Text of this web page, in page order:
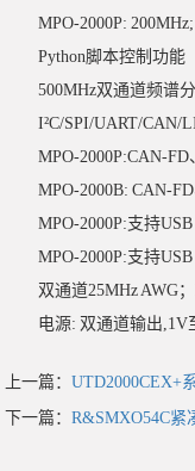
MPO-2000P:
Python脚本控制功能
500MHz双通道频谱
I²C/SPI/UART/CAN/
MPO-2000P:CAN-
MPO-2000B: CAN-
MPO-2000P:支持
MPO-2000P:支持
双通道25MHz AWG
电源: 双通道输出,1V
上一篇：UTD2000CEX+
下一篇：R&SMXO54C紧